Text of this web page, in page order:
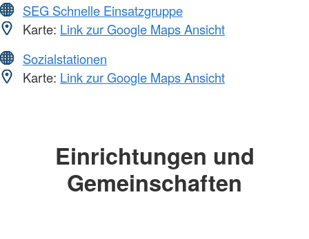
SEG Schnelle Einsatzgruppe
Karte: Link zur Google Maps Ansicht
Sozialstationen
Karte: Link zur Google Maps Ansicht
Einrichtungen und
Gemeinschaften